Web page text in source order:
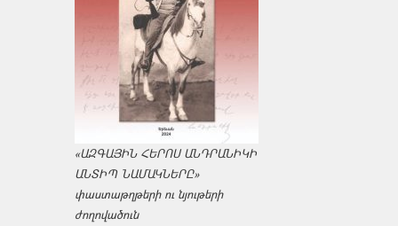
«ԱԶԳԱՅԻՆ ՀԵՐՈՍ ԱՆԴՐԱՆԻԿԻ
ԱՆՏԻՊ ՆԱՄԱԿՆԵՐԸ»
փաստաթղթերի ու նյութերի
ժողովածուն